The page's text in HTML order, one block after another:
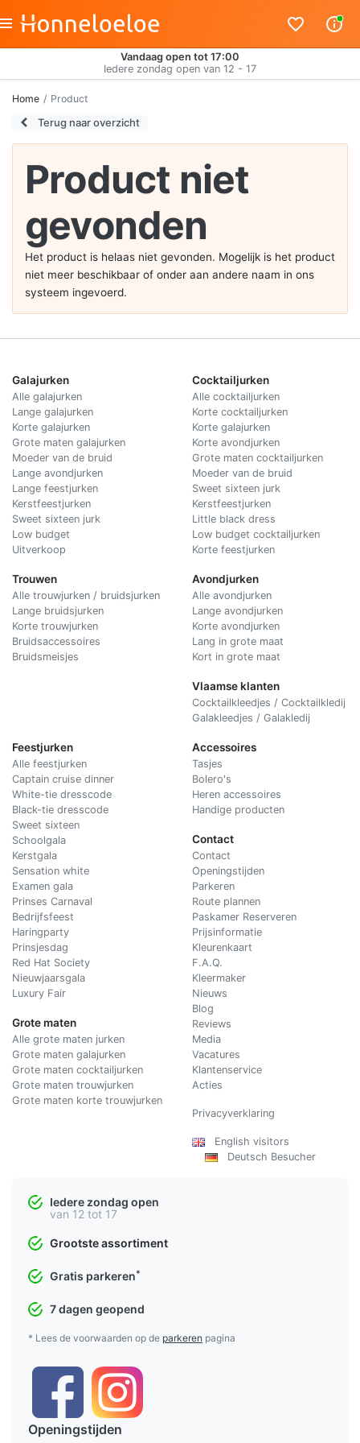
Vandaag open tot 17:00
Iedere zondag open van 12 - 17
Home Product
Terug naar overzicht
Product niet
gevonden
Het product is helaas niet gevonden. Mogelijk is het product
niet meer beschikbaar of onder aan andere naam in ons
systeem ingevoerd.
Galajurken
Alle galajurken
Lange galajurken
Korte galajurken
Grote maten galajurken
Moeder van de bruid
Lange avondjurken
Lange feestjurken
Kerstfeestjurken
Sweet sixteen jurk
Low budget
Uitverkoop
Trouwen
Alle trouwjurken / bruidsjurken
Lange bruidsjurken
Korte trouwjurken
Bruidsaccessoires
Bruidsmeisjes
Cocktailjurken
Alle cocktailjurken
Korte cocktailjurken
Korte galajurken
Korte avondjurken
Grote maten cocktailjurken
Moeder van de bruid
Sweet sixteen jurk
Kerstfeestjurken
Little black dress
Low budget cocktailjurken
Korte feestjurken
Avondjurken
Alle avondjurken
Lange avondjurken
Korte avondjurken
Lang in grote maat
Kort in grote maat
Vlaamse klanten
Cocktailkleedjes / Cocktailkledij
Galakleedjes / Galakledij
Feestjurken
Alle feestjurken
Captain cruise dinner
White-tie dresscode
Black-tie dresscode
Sweet sixteen
Schoolgala
Kerstgala
Sensation white
Examen gala
Prinses Carnaval
Bedrijfsfeest
Haringparty
Prinsjesdag
Red Hat Society
Nieuwjaarsgala
Luxury Fair
Grote maten
Alle grote maten jurken
Grote maten galajurken
Grote maten cocktailjurken
Grote maten trouwjurken
Grote maten korte trouwjurken
Accessoires
Tasjes
Bolero's
Heren accessoires
Handige producten
Contact
Contact
Openingstijden
Parkeren
Route plannen
Paskamer Reserveren
Prijsinformatie
Kleurenkaart
F.A.Q.
Kleermaker
Nieuws
Blog
Reviews
Media
Vacatures
Klantenservice
Acties
Privacyverklaring
English visitors
Deutsch Besucher
Iedere zondag open
van 12 tot 17
Grootste assortiment
Gratis parkeren*
7 dagen geopend
* Lees de voorwaarden op de parkeren pagina
Openingstijden